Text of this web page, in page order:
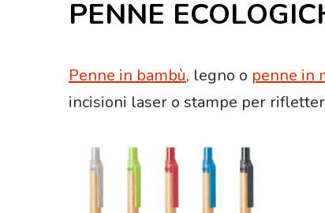
PENNE
Penne in bambù, legno o penne in
incisioni laser o stampe per